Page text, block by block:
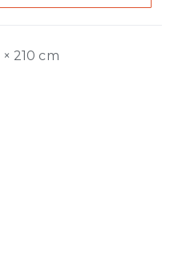
210 cm